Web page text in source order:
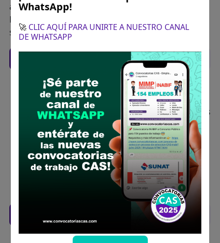
adjuntar en un solo archivo: el Anexo 1,
Declaraciones Juradas y documentación
sustentatoria debidamente foliada y firmada.
Recomendaciones para postular
Descarga y revisa a detalle las bases del
concurso público
Antes de postular, verifica si cumples con los
requisitos para el puesto
Prepara tu documentación y presentalo en
la fechas y por los medios que indica las
bases
Revisar el cronograma para conocer cuando
se publicará los resultados
WhatsApp!
🚀 CLIC AQUÍ PARA UNIRTE A NUESTRO CANAL
DE WHATSAPP